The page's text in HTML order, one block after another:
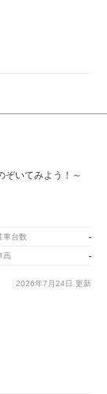
ぞいてみよう！～
車台数 -
高 -
2026年7月24日 更新